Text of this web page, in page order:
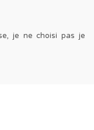
je ne choisi pas je